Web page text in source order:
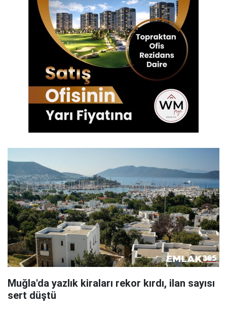
Muğla'da yazlık kiraları rekor kırdı, ilan sayısı
sert düştü